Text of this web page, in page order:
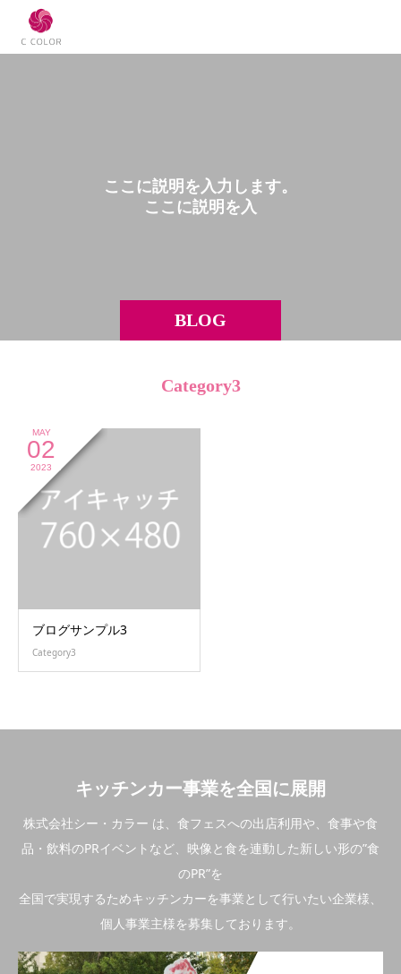
BLOG
こ こ に説明 を入力 し ます。
ここに説明を入力
Category3
MAY
02
2023
ブログサンプル3
Category3
キッチンカー事業を全国に展開
株式会社シー・カラー は、食フェスへの出店利用や、食事や食
品・飲料のPRイベントなど、映像と食を連動した新しい形の”食
のPR”を
全国で実現するためキッチンカーを事業として行いたい企業様、
個人事業主様を募集しております。